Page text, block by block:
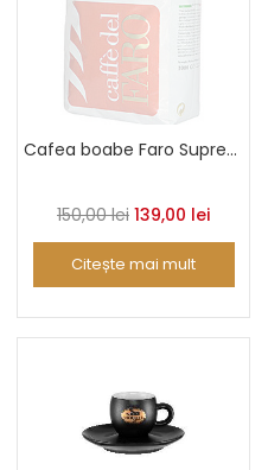
Cafea boabe Faro Suprema 100% Arabica 1kg
150,00lei Prețul
inițial
a
150,00 lei.
139,00 leiPrețul
curent
Citește mai mult